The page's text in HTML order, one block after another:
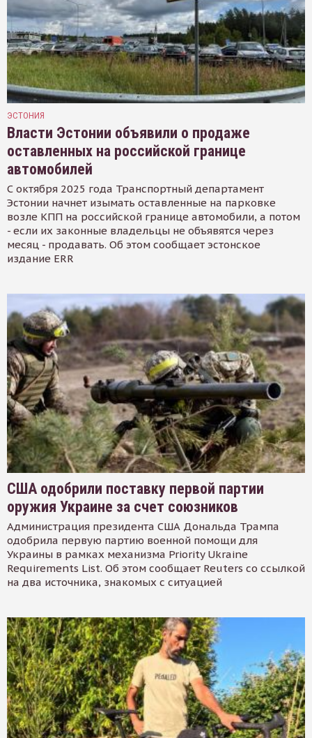
ЭСТОНИЯ
Власти Эстонии объявили о продаже
оставленных на российской границе
автомобилей
С октября 2025 года Транспортный департамент
Эстонии начнет изымать оставленные на парковке
возле КПП на российской границе автомобили, а потом
- если их законные владельцы не объявятся через
месяц - продавать. Об этом сообщает эстонское
издание ERR
США одобрили поставку первой партии
оружия Украине за счет союзников
Администрация президента США Дональда Трампа
одобрила первую партию военной помощи для
Украины в рамках механизма Priority Ukraine
Requirements List. Об этом сообщает Reuters со ссылкой
на два источника, знакомых с ситуацией